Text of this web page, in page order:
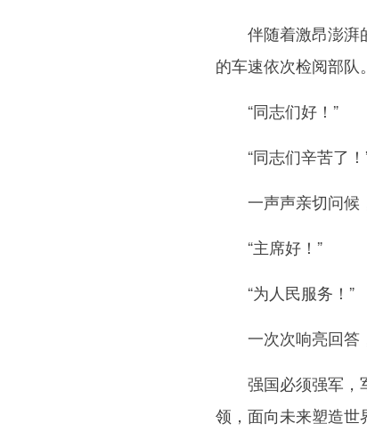
伴随着激昂澎湃的
的车速依次检阅部队。
“同志们好！”
“同志们辛苦了！
一声声亲切问候，
“主席好！”
“为人民服务！”
一次次响亮回答，
强国必须强军，军
领，面向未来塑造世